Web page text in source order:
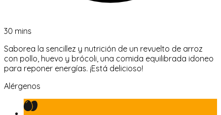
30 mins
Saborea la sencillez y nutrición de un revuelto de arroz
con pollo, huevo y brócoli, una comida equilibrada idoneo
para reponer energías. ¡Está delicioso!
Alérgenos